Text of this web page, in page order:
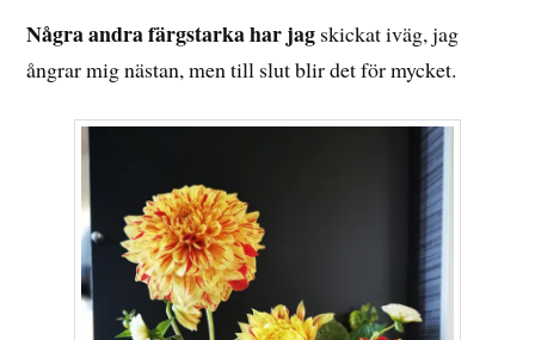
Några andra färgstarka har jag skickat iväg, jag
ångrar mig nästan, men till slut blir det för mycket.